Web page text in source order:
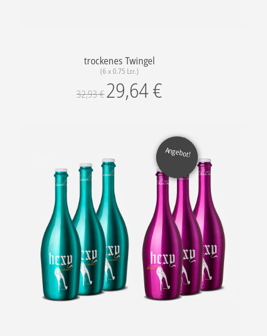
trockenes Twingel
(6 x 0.75 Ltr.)
32,93€29,64€
Angebot!